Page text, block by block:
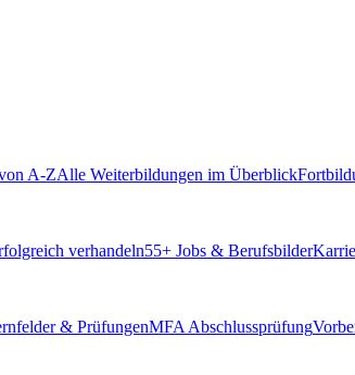
A-ZAlle Weiterbildungen im Überblick
verhandeln55+ Jobs & Berufsbilder
& PrüfungenMFA Abschlussprüfung